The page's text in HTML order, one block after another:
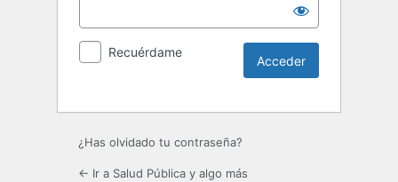
Recuérdame
¿Has olvidado tu contraseña?
← Ir a Salud Pública y algo más